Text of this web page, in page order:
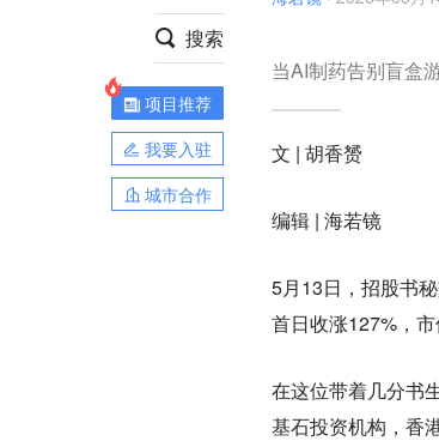
搜索
项目推荐
我要入驻
城市合作
当AI制药告别盲盒
文 | 胡香赟
编辑 | 海若镜
5月13日，招股书
首日收涨127%，市
在这位带着几分书
基石投资机构，香